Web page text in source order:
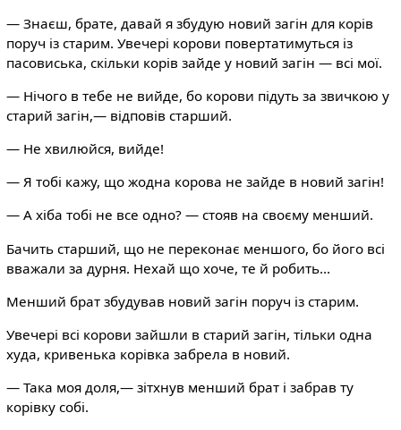
— Знаєш, брате, давай я збудую новий загін для корів
поруч із старим. Увечері корови повертатимуться із
пасовиська, скільки корів зайде у новий загін — всі мої.
— Нічого в тебе не вийде, бо корови підуть за звичкою у
старий загін,— відповів старший.
— Не хвилюйся, вийде!
— Я тобі кажу, що жодна корова не зайде в новий загін!
— А хіба тобі не все одно? — стояв на своєму менший.
Бачить старший, що не переконає меншого, бо його всі
вважали за дурня. Нехай що хоче, те й робить...
Менший брат збудував новий загін поруч із старим.
Увечері всі корови зайшли в старий загін, тільки одна
худа, кривенька корівка забрела в новий.
— Така моя доля,— зітхнув менший брат і забрав ту
корівку собі.